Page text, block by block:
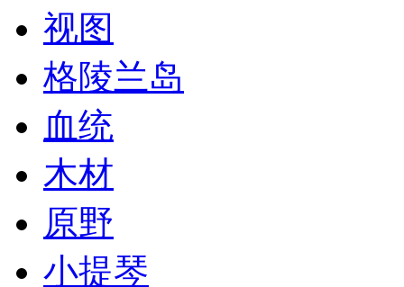
视图
格陵兰岛
血统
木材
原野
小提琴